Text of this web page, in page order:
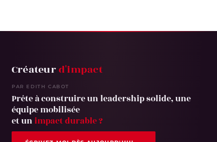
Créateurd'impact
PAR EDITH CABOT
Prête à construire un leadership solide, une
équipe mobilisée
et un impact durable ?